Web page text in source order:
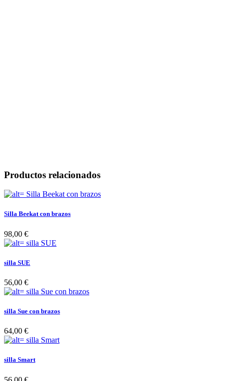
Productos relacionados
Silla Beekat con brazos
98,00 €
silla SUE
56,00 €
silla Sue con brazos
64,00 €
silla Smart